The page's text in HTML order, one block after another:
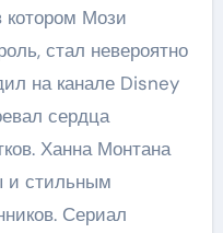
котором Мози
стал невероятно
на канале Disney
сердца
Ханна Монтана
и стильным
Сериал